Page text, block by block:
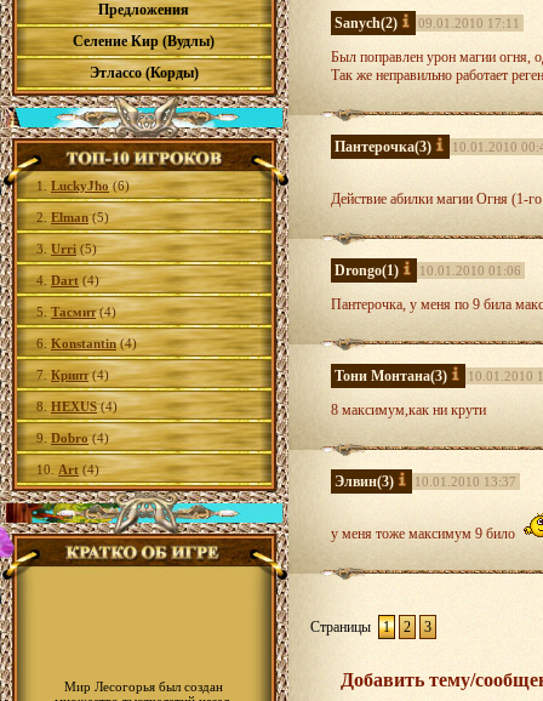
Предложения
Селение Кир (Вудлы)
Этлассо (Корды)
1. LuckyJho (6)
2. Elman(5)
3. Urri (5)
4. Dart (4)
5. Тасмит(4)
6. Konstantin(4)
7. Крипт(4)
8. HEXUS(4)
9. Dobro(4)
10. Art (4)
Мир Лесогорья был создан
Sanych(2) 09.01.2010 17:11
Был поправлен урон магии огня,
Так же неправильно работает
Пантерочка(3) 10.01.2010
Действие абилки магии Огня (1-
Drongo(1) 10.01.2010 01:06
Пантерочка, у меня по 9 била
Тони Монтана(3) 10.01.2010
8 максимум,как ни крути
Элвин(3) 10.01.2010 13:37
у меня тоже максимум 9 било
Страницы 1 2 3
Добавить тему/